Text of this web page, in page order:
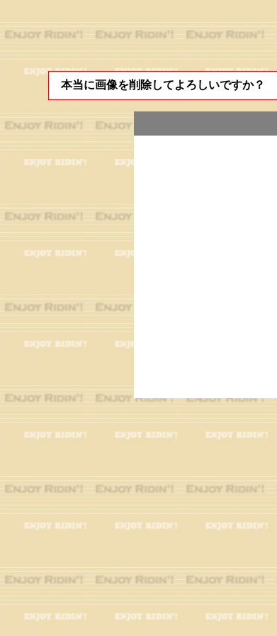
本当に画像を削除してよろしいですか？